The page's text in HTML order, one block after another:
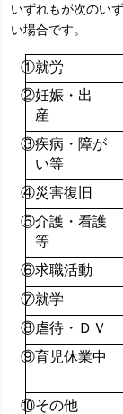
いずれもが次のい
い場合です。
①就労
②妊娠・出
産
③疾病・障が
い等
④災害復旧
⑤介護・看護
等
⑥求職活動
⑦就学
⑧虐待・ＤＶ
⑨育児休業中
⑩その他